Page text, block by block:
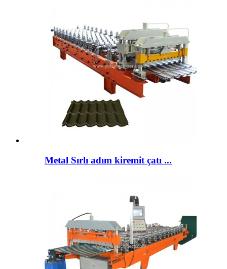
Metal Sırlı adım kiremit çatı ...